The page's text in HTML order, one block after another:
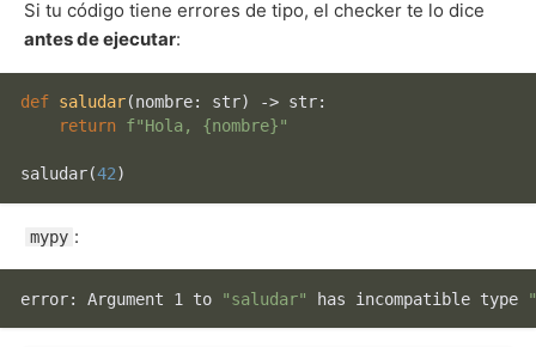
Si tu código tiene errores de tipo, el checker te lo dice
antes de ejecutar:
def saludar(nombre: str) -> str:
return f"Hola, {nombre}"
saludar(42
mypy :
error: Argument 1 to "saludar" has incompatible type